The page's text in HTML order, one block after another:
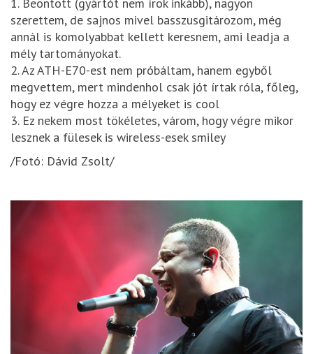
1. Beöntött (gyártót nem írok inkább), nagyon
szerettem, de sajnos mivel basszusgitározom, még
annál is komolyabbat kellett keresnem, ami leadja a
mély tartományokat.
2. Az ATH-E70-est nem próbáltam, hanem egyből
megvettem, mert mindenhol csak jót írtak róla, főleg,
hogy ez végre hozza a mélyeket is cool
3. Ez nekem most tökéletes, várom, hogy végre mikor
lesznek a fülesek is wireless-esek smiley
/Fotó: Dávid Zsolt/